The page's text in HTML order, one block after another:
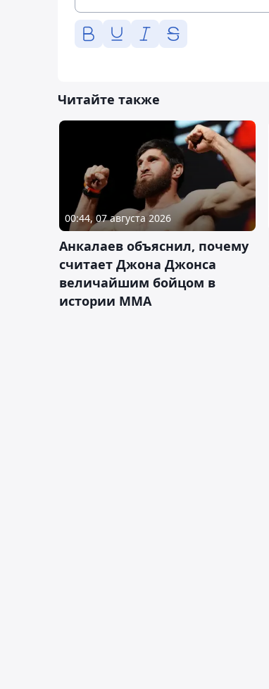
Читайте также
00:44, 07 августа 2026
Анкалаев объяснил, почему
считает Джона Джонса
величайшим бойцом в
истории ММА